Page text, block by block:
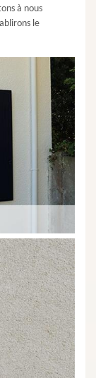
à nous
le